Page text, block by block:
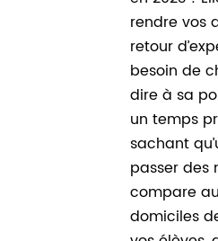
rendre vos
retour
besoin de
dire à sa
un temps
sachant
passer des
compare
domiciles